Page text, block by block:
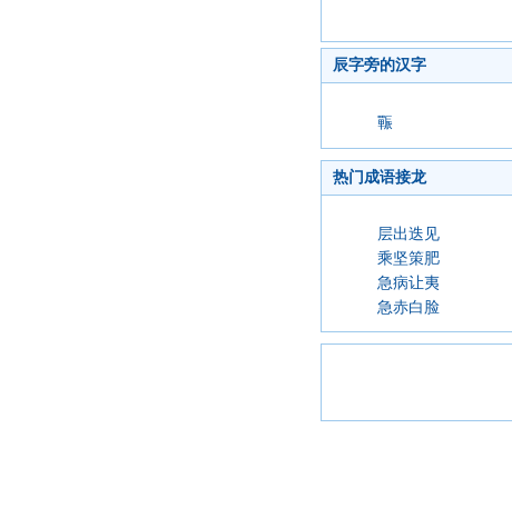
辰字旁的汉字
辴
热门成语接龙
层出迭见
乘坚策肥
急病让夷
急赤白脸